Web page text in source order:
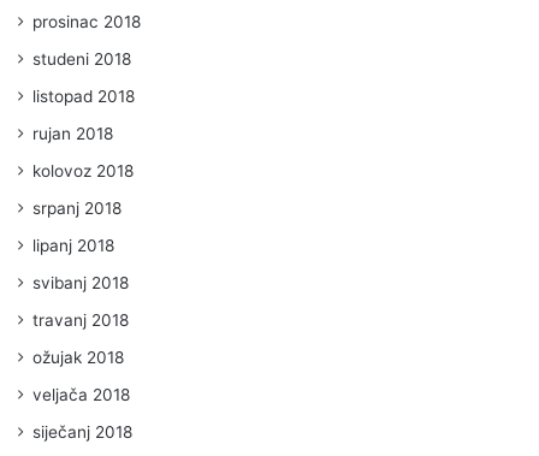
prosinac 2018
studeni 2018
listopad 2018
rujan 2018
kolovoz 2018
srpanj 2018
lipanj 2018
svibanj 2018
travanj 2018
ožujak 2018
veljača 2018
siječanj 2018